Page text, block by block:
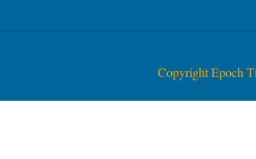
Copyright Epoch